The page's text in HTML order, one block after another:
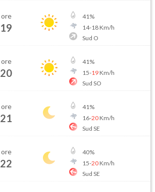
ore
19
41%
14-18Km/h
Sud O
ore
20
41%
15-19Km/h
Sud SO
ore
21
41%
16-20Km/h
Sud SE
ore
22
40%
15-20Km/h
Sud SE